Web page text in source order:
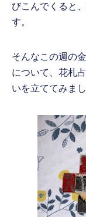
びこんでくると
す。
そんなこの週の
について、花札
いを立ててみまし